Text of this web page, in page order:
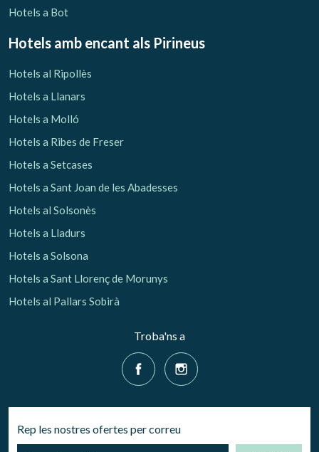
Hotels a Bot
Hotels amb encant als Pirineus
Hotels al Ripollès
Hotels a Llanars
Hotels a Molló
Hotels a Ribes de Freser
Hotels a Setcases
Hotels a Sant Joan de les Abadesses
Hotels al Solsonès
Hotels a Lladurs
Hotels a Solsona
Hotels a Sant Llorenç de Morunys
Hotels al Pallars Sobirà
Troba'ns a
Rep les nostres ofertes per correu